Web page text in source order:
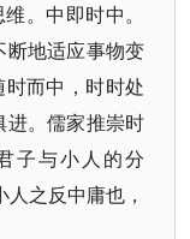
。中即时中。
地适应事物变
而中，时时处
。儒家推崇时
子与小人的分
之反中庸也，